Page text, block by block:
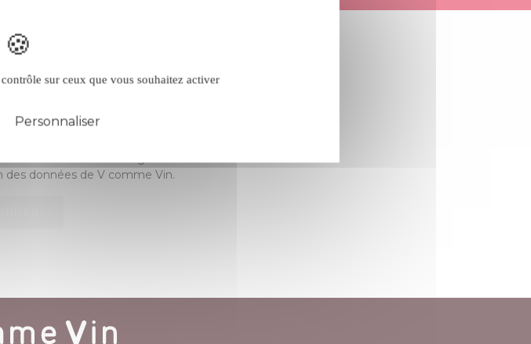
LA NEWSLETTER
données de V comme Vin.
sur ceux que vous souhaitez activer
Personnaliser